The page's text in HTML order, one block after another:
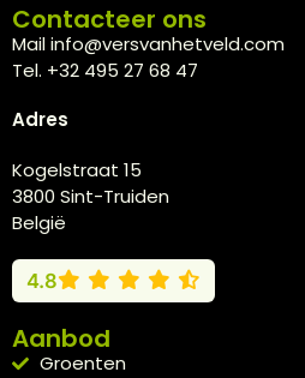
Contacteer ons
Mail info@versvanhetveld.com
Tel. +32 495 27 68 47
Adres
Kogelstraat 15
3800 Sint-Truiden
België
4.8
Aanbod
Groenten